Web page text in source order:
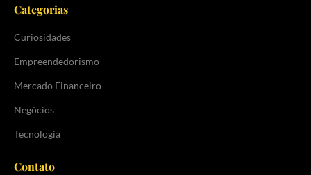
Categorias
Curiosidades
Empreendedorismo
Mercado Financeiro
Negócios
Tecnologia
Contato